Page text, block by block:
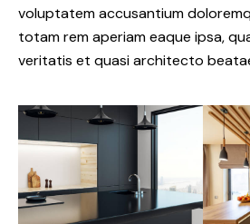
voluptatem accusantium
totam rem aperiam eaque ipsa,
veritatis et quasi architecto